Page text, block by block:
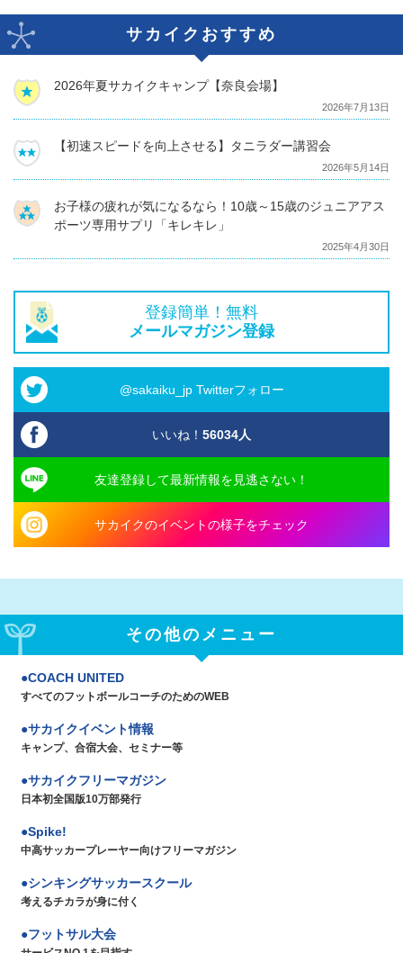
サカイクおすすめ
2026年夏サカイクキャンプ【奈良会場】
2026年7月13日
【初速スピードを向上させる】タニラダー講習会
2026年5月14日
お子様の疲れが気になるなら！10歳～15歳のジュニアアス
ポーツ専用サプリ「キレキレ」
2025年4月30日
登録簡単！無料
メールマガジン登録
@sakaiku_jp Twitterフォロー
いいね！ 56034人
友達登録して最新情報を見逃さない！
サカイクのイベントの様子をチェック
その他のメニュー
COACH UNITED
すべてのフットボールコーチのためのWEB
サカイクイベント情報
キャンプ、合宿大会、セミナー等
サカイクフリーマガジン
日本初全国版10万部発行
Spike!
中高サッカープレーヤー向けフリーマガジン
シンキングサッカースクール
考えるチカラが身に付く
フットサル大会